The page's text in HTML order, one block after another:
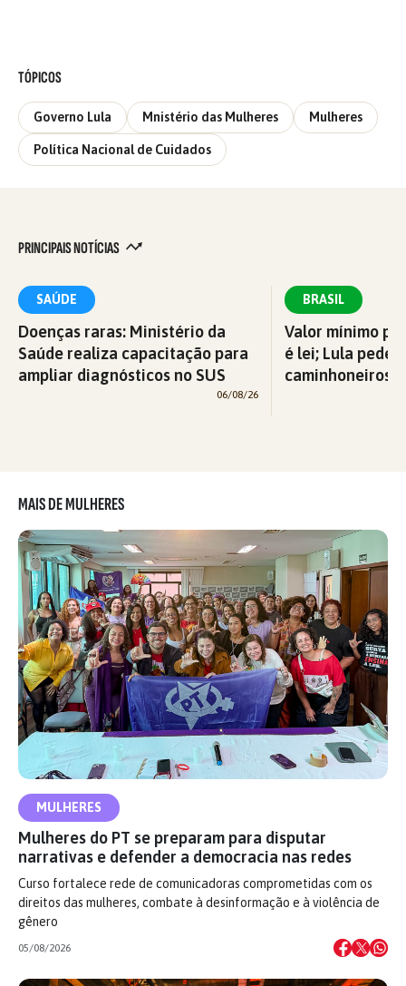
TÓPICOS
Governo Lula Mnistério das Mulheres Mulheres
Política Nacional de Cuidados
PRINCIPAIS NOTÍCIAS
SAÚDE
Doenças raras: Ministério da
Saúde realiza capacitação para
ampliar diagnósticos no SUS
06/08/26
BRASIL
Valor mínimo
é lei; Lula pede
caminhoneiros
MAIS DE MULHERES
MULHERES
Mulheres do PT se preparam para disputar
narrativas e defender a democracia nas redes
Curso fortalece rede de comunicadoras comprometidas com os
direitos das mulheres, combate à desinformação e à violência de
gênero
05/08/2026